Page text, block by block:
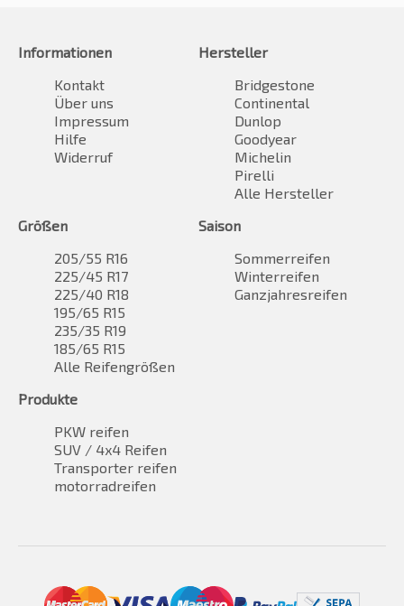
Informationen
Kontakt
Über uns
Impressum
Hilfe
Widerruf
Hersteller
Bridgestone
Continental
Dunlop
Goodyear
Michelin
Pirelli
Alle Hersteller
Größen
205/55 R16
225/45 R17
225/40 R18
195/65 R15
235/35 R19
185/65 R15
Alle Reifengrößen
Saison
Sommerreifen
Winterreifen
Ganzjahresreifen
Produkte
PKW reifen
SUV / 4x4 Reifen
Transporter reifen
motorradreifen